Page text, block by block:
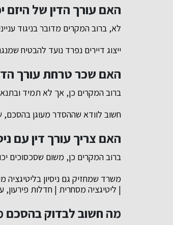
האם עורך הדין של היזם
לא, ברוב המקרים מדובר בניגוד
ייצוג דיירים נפרד נועד להבטיח
האם שכר טרחת עורך
ברוב המקרים כן, אך לא תמיד
חשוב לוודא שההסדר מעוגן בהסכם,
האם צריך עורך דין עם
ברוב המקרים כן, משום שסכסוכים
משרד שמחזיק גם ניסיון בליטיגציה
| ליטיגציה מסחרית | חדלות
מה חשוב לבדוק בהסכם